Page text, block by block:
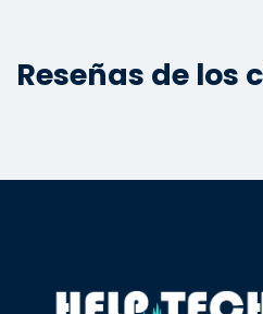
Reseñas de los